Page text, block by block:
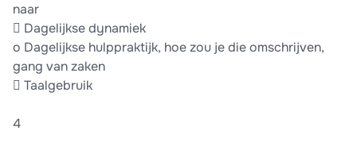
naar
 Dagelijkse dynamiek
o Dagelijkse hulppraktijk, hoe zou je die omschrijven,
gang van zaken
 Taalgebruik
4